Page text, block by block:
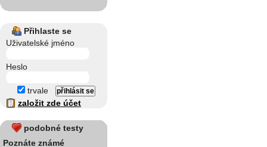
Přihlaste se
Uživatelské jméno
Heslo
trvale
založit zde účet
podobné testy
Poznáte známé